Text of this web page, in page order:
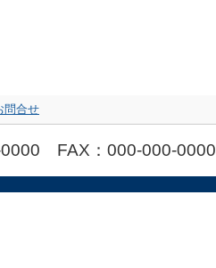
問合せ
FAX：000-000-0000